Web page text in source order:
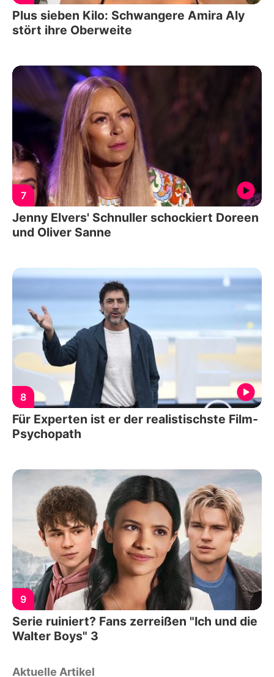
Plus sieben Kilo: Schwangere Amira Aly
stört ihre Oberweite
7
Jenny Elvers' Schnuller schockiert Doreen
und Oliver Sanne
8
Für Experten ist er der realistischste Film-
Psychopath
9
Serie ruiniert? Fans zerreißen "Ich und die
Walter Boys" 3
Aktuelle Artikel